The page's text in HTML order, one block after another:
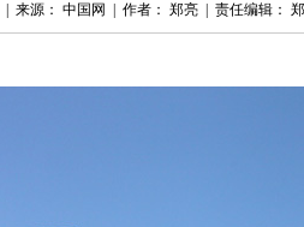
来源： 中国网 作者： 郑亮 责任编辑：